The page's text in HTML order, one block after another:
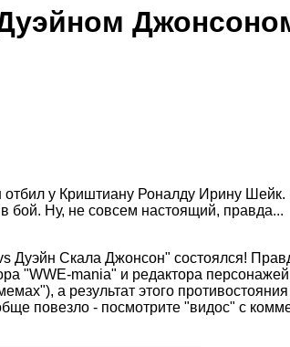
у Криштиану Роналду Ирину Шейк.
бой. Ну, не совсем настоящий, правда...
Скала Джонсон" состоялся!
"WWE-mania" и редактора
а результат этого
повезло - посмотрите "видос" с